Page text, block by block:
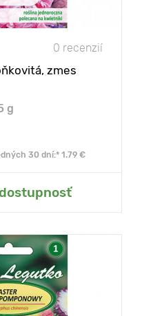
0 recenzií
zmes
g
30 dní:* 1.79 €